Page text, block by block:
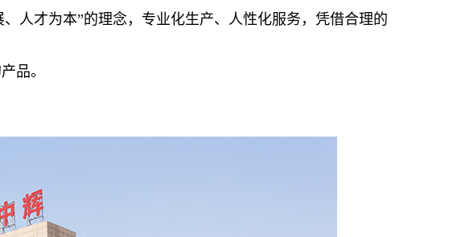
人才为本”的理念，专业化生产、人性化服务，凭借合理的
品。